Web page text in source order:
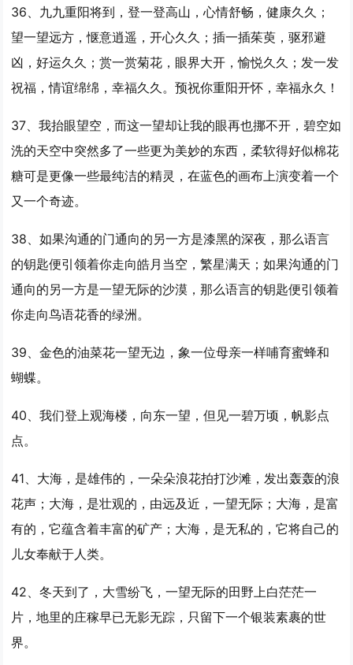
36、九九重阳将到，登一登高山，心情舒畅，健康久久；
望一望远方，惬意逍遥，开心久久；插一插茱萸，驱邪避
凶，好运久久；赏一赏菊花，眼界大开，愉悦久久；发一发
祝福，情谊绵绵，幸福久久。预祝你重阳开怀，幸福永久！
37、我抬眼望空，而这一望却让我的眼再也挪不开，碧空如
洗的天空中突然多了一些更为美妙的东西，柔软得好似棉花
糖可是更像一些最纯洁的精灵，在蓝色的画布上演变着一个
又一个奇迹。
38、如果沟通的门通向的另一方是漆黑的深夜，那么语言
的钥匙便引领着你走向皓月当空，繁星满天；如果沟通的门
通向的另一方是一望无际的沙漠，那么语言的钥匙便引领着
你走向鸟语花香的绿洲。
39、金色的油菜花一望无边，象一位母亲一样哺育蜜蜂和
蝴蝶。
40、我们登上观海楼，向东一望 ，但见一碧万顷，帆影点
点。
41、大海，是雄伟的，一朵朵浪花拍打沙滩，发出轰轰的浪
花声；大海，是壮观的，由远及近，一望无际；大海，是富
有的，它蕴含着丰富的矿产；大海，是无私的，它将自己的
儿女奉献于人类。
42、冬天到了，大雪纷飞，一望无际的田野上白茫茫一
片，地里的庄稼早已无影无踪，只留下一个银装素裹的世
界。